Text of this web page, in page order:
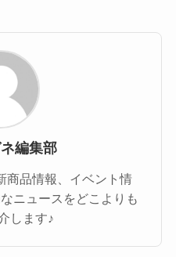
編集部
商品情報、イベント情
ニュースをどこよりも
します♪